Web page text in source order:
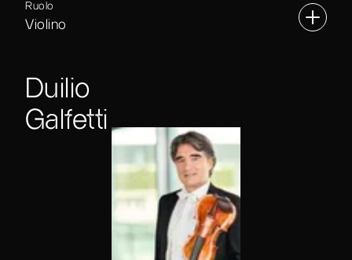
Ruolo
Violino
Duilio
Galfetti